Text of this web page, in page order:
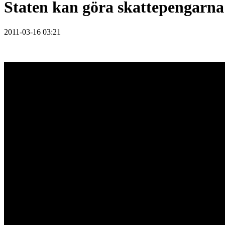
Staten kan göra
2011-03-16 03:21